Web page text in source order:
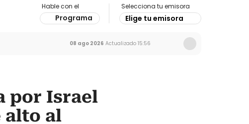
Hable con el
Programa
Selecciona tu emisora
Elige tu emisora
08 ago 2026 Actualizado 15:56
por Israel
alto al